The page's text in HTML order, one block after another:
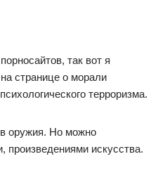
так вот я
странице о морали
терроризма.
оружия. Но можно
произведениями искусства.